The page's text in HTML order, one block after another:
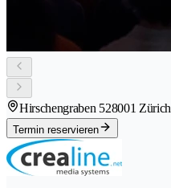
Hirschengraben 528001 Zürich
Termin reservieren